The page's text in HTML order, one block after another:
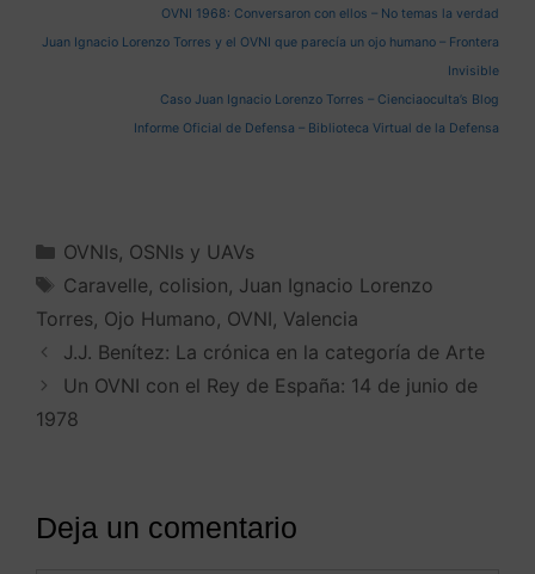
OVNI 1968: Conversaron con ellos – No temas la verdad
Juan Ignacio Lorenzo Torres y el OVNI que parecía un ojo humano – Frontera
Invisible
Caso Juan Ignacio Lorenzo Torres – Cienciaoculta’s Blog
Informe Oficial de Defensa – Biblioteca Virtual de la Defensa
OVNIs, OSNIs y UAVs
Caravelle, colision, Juan Ignacio Lorenzo
Torres, Ojo Humano, OVNI, Valencia
J.J. Benítez: La crónica en la categoría de Arte
Un OVNI con el Rey de España: 14 de junio de
1978
Deja un comentario